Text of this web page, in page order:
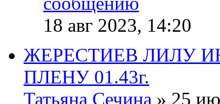
18 авг 2023, 14:20
ЖЕРЕСТИЕВ ЛИЛУ
ПЛЕНУ 01.43г.
Татьяна Сечина » 25